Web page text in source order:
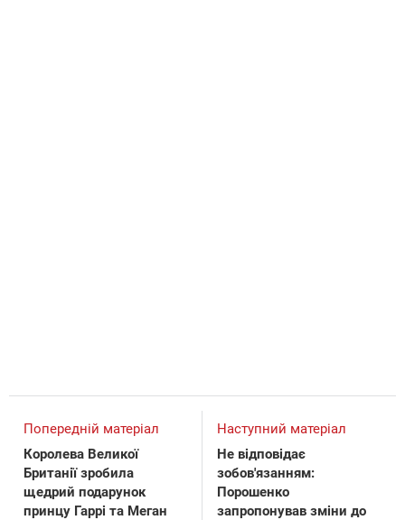
Попередній матеріал
Королева Великої
Британії зробила
щедрий подарунок
принцу Гаррі та Меган
Наступний матеріал
Не відповідає
зобов'язанням:
Порошенко
запропонував зміни до